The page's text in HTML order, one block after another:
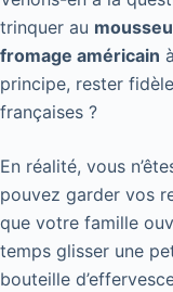
trinquer au
fromage américain
principe, rester
françaises ?
En réalité, vous
pouvez garder vos
que votre famille
temps glisser une
bouteille